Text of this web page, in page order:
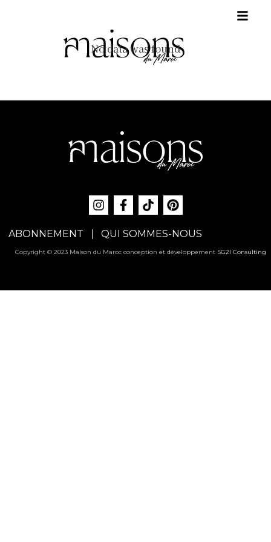
No data was found
ABONNEMENT QUI SOMMES-NOUS
Copyright © 2023 Maison du Maroc conception et développement SG2I Consulting